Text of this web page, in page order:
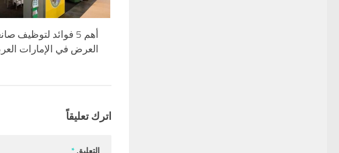
أهم 5 فوائد لتوظيف
العرض في الإمارات
اترك تعليقاً
التعليق*